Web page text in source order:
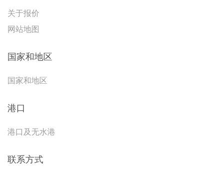
关于报价
网站地图
国家和地区
国家和地区
港口
港口及无水港
联系方式